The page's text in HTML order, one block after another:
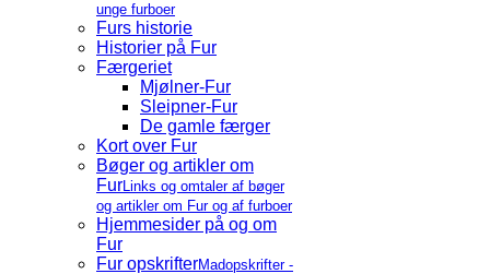
unge furboer
Furs historie
Historier på Fur
Færgeriet
Mjølner-Fur
Sleipner-Fur
De gamle færger
Kort over Fur
Bøger og artikler om
FurLinks og omtaler af bøger
og artikler om Fur og af furboer
Hjemmesider på og om
Fur
Fur opskrifterMadopskrifter -